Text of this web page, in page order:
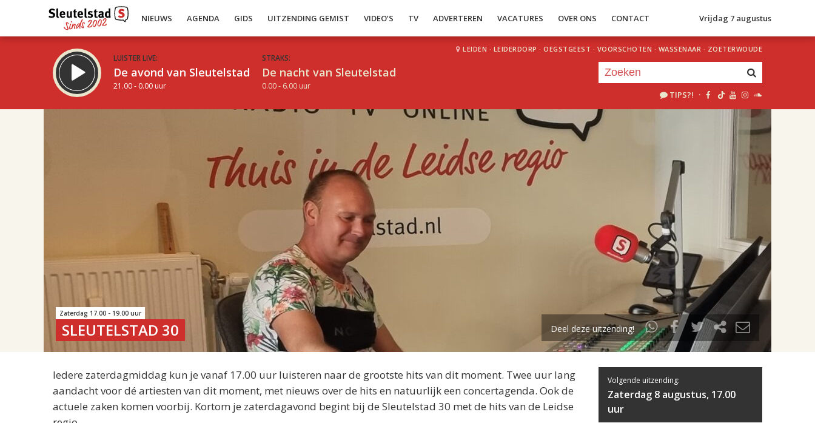
NIEUWS AGENDA GIDS UITZENDING GEMIST VIDEO’S TV ADVERTEREN VACATURES OVER ONS CONTACT Vrijdag 7 augustus
LUISTER LIVE:
De avond van Sleutelstad
21.00 - 0.00 uur
STRAKS:
De nacht van Sleutelstad
0.00 - 6.00 uur
LEIDEN · LEIDERDORP · OEGSTGEEST · VOORSCHOTEN · WASSENAAR · ZOETERWOUDE
TIPS?! ·
uur 1 van 2
Volgend uur
Zaterdag 17.00 - 19.00 uur
SLEUTELSTAD 30 Deel deze uitzending!
Iedere zaterdagmiddag kun je vanaf 17.00 uur luisteren naar de grootste hits van dit moment. Twee uur lang
aandacht voor dé artiesten van dit moment, met nieuws over de hits en natuurlijk een concertagenda. Ook de
actuele zaken komen voorbij. Kortom je zaterdagavond begint bij de Sleutelstad 30 met de hits van de Leidse
Volgende uitzending:
Zaterdag 8 augustus, 17.00
uur